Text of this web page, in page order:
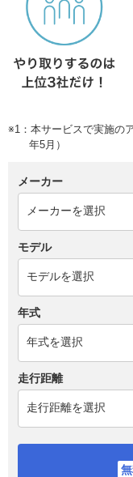
※1：本サービスで実施の
年5月）
メーカー
モデル
年式
走行距離